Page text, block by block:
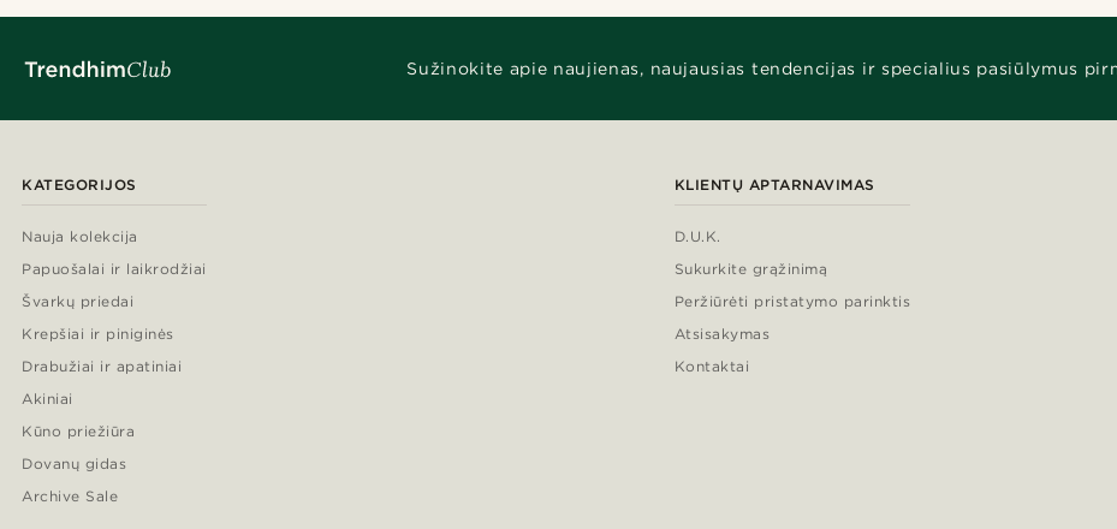
Įspaustas
Sužinokite apie naujienas, naujausias tendencijas ir specialius pasiūlymus
KATEGORIJOS
Nauja kolekcija
Papuošalai ir laikrodžiai
Švarkų priedai
Krepšiai ir piniginės
Drabužiai ir apatiniai
Akiniai
Kūno priežiūra
Dovanų gidas
Archive Sale
KLIENTŲ APTARNAVIMAS
D.U.K.
Sukurkite grąžinimą
Peržiūrėti pristatymo parinktis
Atsisakymas
Kontaktai